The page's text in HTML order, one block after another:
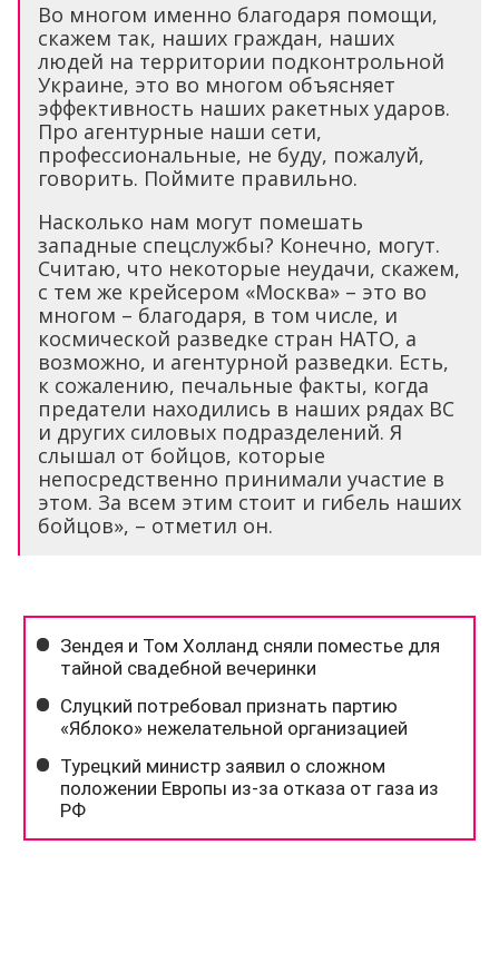
Во многом именно благодаря помощи,
скажем так, наших граждан, наших
людей на территории подконтрольной
Украине, это во многом объясняет
эффективность наших ракетных ударов.
Про агентурные наши сети,
профессиональные, не буду, пожалуй,
говорить. Поймите правильно.
Насколько нам могут помешать
западные спецслужбы? Конечно, могут.
Считаю, что некоторые неудачи, скажем,
с тем же крейсером «Москва» – это во
многом – благодаря, в том числе, и
космической разведке стран НАТО, а
возможно, и агентурной разведки. Есть,
к сожалению, печальные факты, когда
предатели находились в наших рядах ВС
и других силовых подразделений. Я
слышал от бойцов, которые
непосредственно принимали участие в
этом. За всем этим стоит и гибель наших
бойцов», – отметил он.